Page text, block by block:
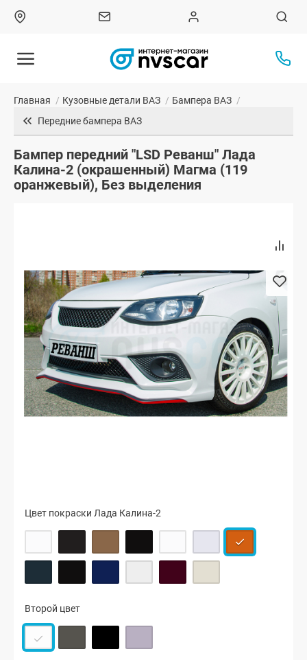
Главная / Кузовные детали ВАЗ / Бампера ВАЗ /
Передние бампера ВАЗ
Бампер передний "LSD Реванш" Лада
Калина-2 (окрашенный) Магма (119
оранжевый), Без выделения
Цвет покраски Лада Калина-2
Второй цвет